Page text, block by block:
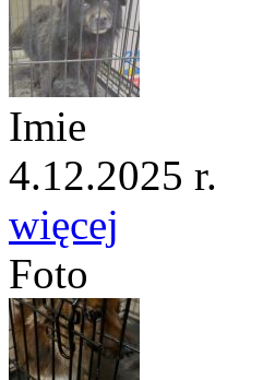
Imie
4.12.2025 r.
więcej
Foto